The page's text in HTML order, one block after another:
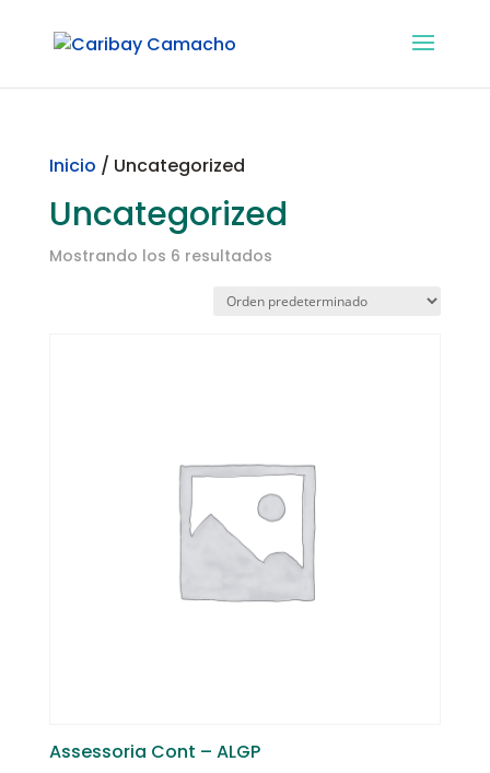
Inicio / Uncategorized
Uncategorized
Mostrando los 6 resultados
Assessoria Cont – ALGP